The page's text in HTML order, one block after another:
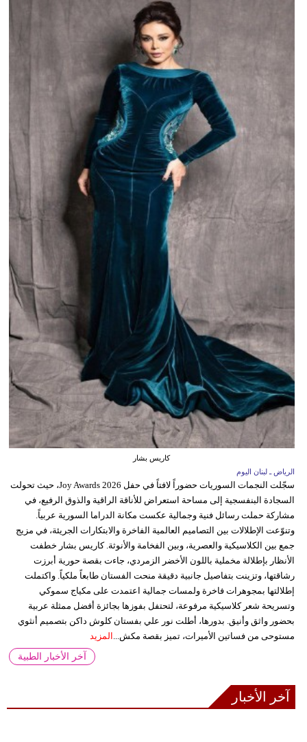
كاريس بشار
الرياض ـ لبنان اليوم
سجّلت النجمات السوريات حضوراً لافتاً في حفل Joy Awards 2026، حيث تحولت
السجادة البنفسجية إلى مساحة استعراض للأناقة الراقية والذوق الرفيع، في
مشاركة حملت رسائل فنية وجمالية عكست مكانة الدراما السورية عربياً.
وتنوّعت الإطلالات بين التصاميم العالمية الفاخرة والابتكارات الجريئة، في مزيج
جمع بين الكلاسيكية والعصرية، وبين الفخامة والأنوثة. كاريس بشار خطفت
الأنظار بإطلالة مخملية باللون الأخضر الزمردي، جاءت بقصة حورية أبرزت
رشاقتها، وتزينت بتفاصيل جانبية دقيقة منحت الفستان طابعاً ملكياً. واكتملت
إطلالتها بمجوهرات فاخرة ولمسات جمالية اعتمدت على مكياج سموكي
وتسريحة شعر كلاسيكية مرفوعة، لتحتفل بفوزها بجائزة أفضل ممثلة عربية
بحضور واثق وأنيق. بدورها، أطلت نور علي بفستان كلوش داكن بتصميم أنثوي
مستوحى من فساتين الأميرات، تميز بقصة مكش...
المزيد
آخر الأخبار الطبية
آخر الأخبار